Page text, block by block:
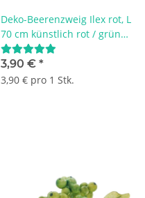
Deko-Beerenzweig Ilex rot, L
70 cm künstlich rot / grün
mit Blätter
3,90 € *
3,90 € pro 1 Stk.